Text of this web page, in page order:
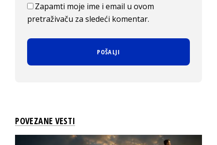
Zapamti moje ime i email u ovom
pretraživaču za sledeći komentar.
POVEZANE VESTI